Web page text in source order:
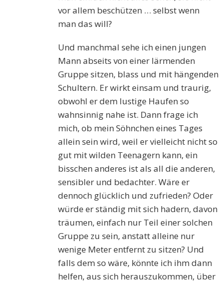
vor allem beschützen … selbst wenn
man das will?
Und manchmal sehe ich einen jungen
Mann abseits von einer lärmenden
Gruppe sitzen, blass und mit hängenden
Schultern. Er wirkt einsam und traurig,
obwohl er dem lustige Haufen so
wahnsinnig nahe ist. Dann frage ich
mich, ob mein Söhnchen eines Tages
allein sein wird, weil er vielleicht nicht so
gut mit wilden Teenagern kann, ein
bisschen anderes ist als all die anderen,
sensibler und bedachter. Wäre er
dennoch glücklich und zufrieden? Oder
würde er ständig mit sich hadern, davon
träumen, einfach nur Teil einer solchen
Gruppe zu sein, anstatt alleine nur
wenige Meter entfernt zu sitzen? Und
falls dem so wäre, könnte ich ihm dann
helfen, aus sich herauszukommen, über